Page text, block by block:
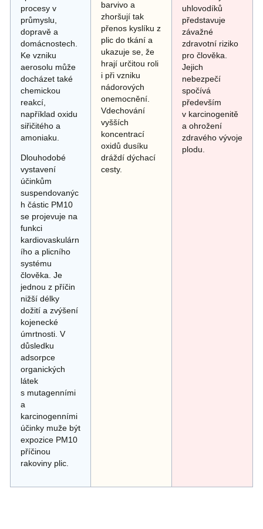
procesy v
průmyslu,
dopravě a
domácnostech.
Ke vzniku
aerosolu může
docházet také
chemickou
reakcí,
například oxidu
siřičitého a
amoniaku.
Dlouhodobé
vystavení
účinkům
suspendovanýc
h částic PM10
se projevuje na
funkci
kardiovaskulárn
ího a plicního
systému
člověka. Je
jednou z příčin
nižší délky
dožití a zvýšení
kojenecké
úmrtnosti. V
důsledku
adsorpce
organických
látek
s mutagenními
a
karcinogenními
účinky muže být
expozice PM10
příčinou
rakoviny plic.
barvivo a
zhoršují tak
přenos kyslíku z
plic do tkání a
ukazuje se, že
hrají určitou roli
i při vzniku
nádorových
onemocnění.
Vdechování
vyšších
koncentrací
oxidů dusíku
dráždí dýchací
cesty.
uhlovodíků
představuje
závažné
zdravotní riziko
pro člověka.
Jejich
nebezpečí
spočívá
především
v karcinogenitě
a ohrožení
zdravého vývoje
plodu.